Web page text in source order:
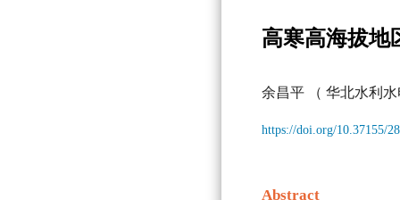
高寒高海拔地
余昌平 （ 华北水利
https://doi.org/10.37155/
Abstract